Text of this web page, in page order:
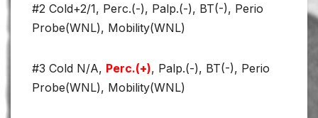
#2 Cold+2/1, Perc.(-), Palp.(-), BT(-), Perio
Probe(WNL), Mobility(WNL)
#3 Cold N/A, Perc.(+), Palp.(-), BT(-), Perio
Probe(WNL), Mobility(WNL)